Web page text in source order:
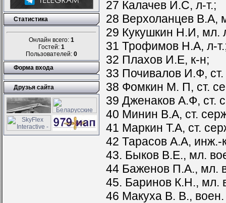
Статистика
Онлайн всего: 1
Гостей: 1
Пользователей: 0
Форма входа
Друзья сайта
27 Калачев И.С, л-т.;
28 Верхоланцев В.А,
29 Кукушкин Н.И, мл.
31 Трофимов Н.А, л-
32 Плахов И.Е, к-н;
33 Почивалов И.Ф,
38 Фомкин М. П, ст.
39 Дженаков А.Ф, ст.
40 Минин В.А, ст.
41 Маркин Т.А, ст.
42 Тарасов А.А, инж.-
43. Быков В.Е., мл.
44 Баженов П.А., мл.
45. Баринов К.Н., мл.
46 Макуха В. В., воен.